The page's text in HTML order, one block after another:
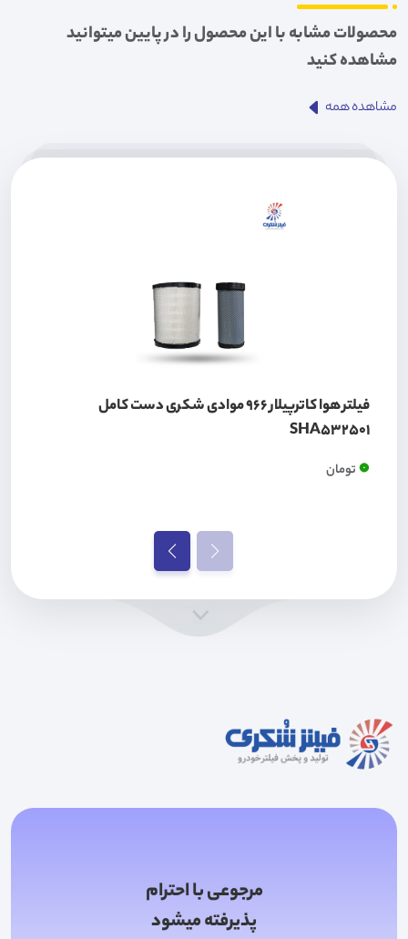
محصولات مشابه با این محصول را در پایین میتوانید
مشاهده کنید
مشاهده همه
فیلتر هوا کاترپیلار 966 موادی شکری دست کامل
SHA532501
0تومان
مرجوعی با احترام
پذیرفته میشود